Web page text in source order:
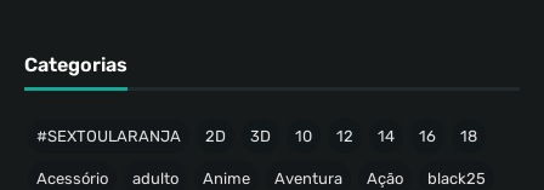
Categorias
#SEXTOULARANJA 2D 3D 10 12 14 16 18
Acessório adulto Anime Aventura Ação black25